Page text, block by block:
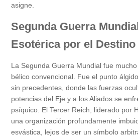
asigne.
Segunda Guerra
Esotérica por el
La Segunda Guerra Mundial fue
bélico convencional. Fue el punto
sin precedentes, donde las fuerzas
potencias del Eje y a los Aliados se
psíquico. El Tercer Reich, liderado por
una organización profundamente
esvástica, lejos de ser un símbolo